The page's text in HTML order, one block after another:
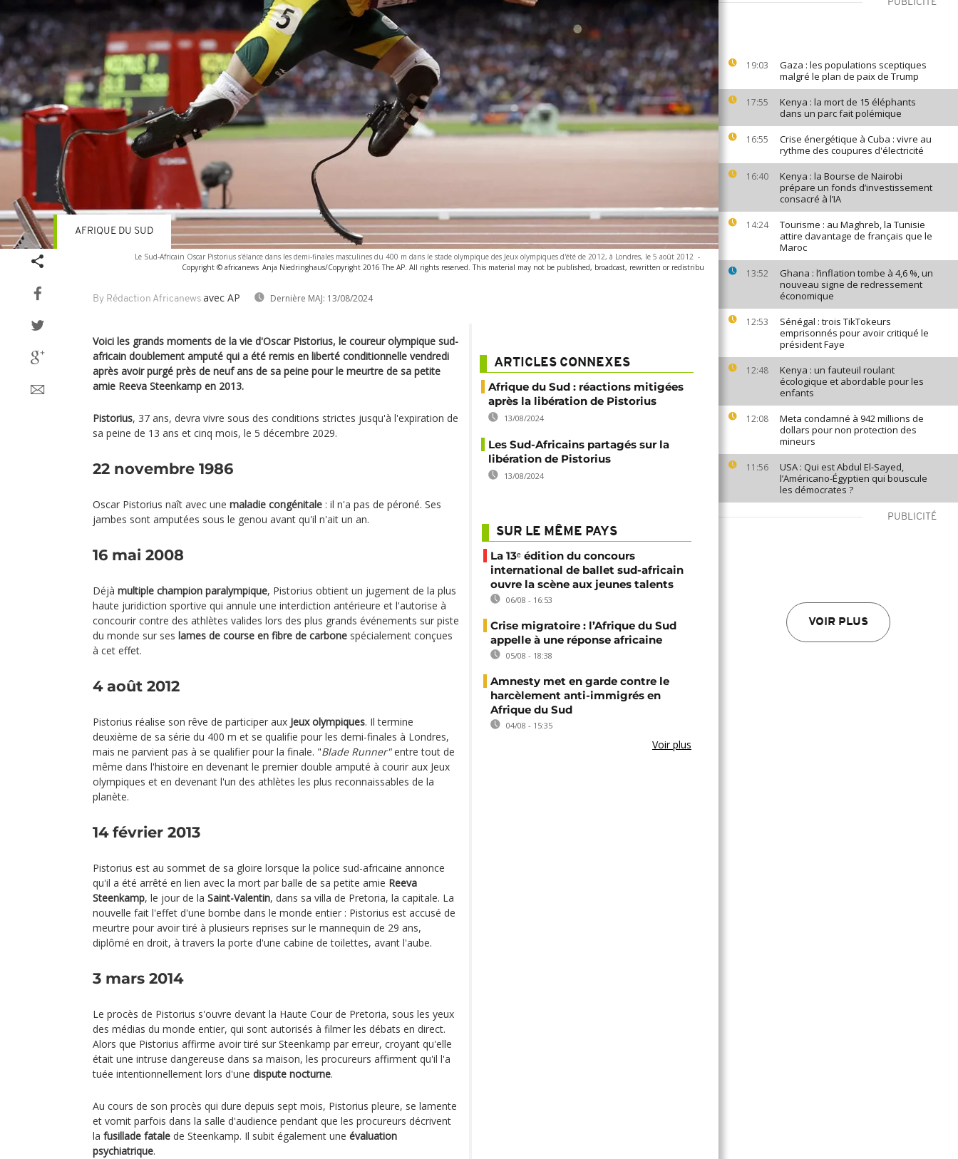
PUBLICITÉ
19:03
Gaza : les populations sceptiques
malgré le plan de paix de Trump
17:55
Kenya : la mort de 15 éléphants
dans un parc fait polémique
16:55
Crise énergétique à Cuba : vivre au
rythme des coupures d'électricité
16:40
Kenya : la Bourse de Nairobi
prépare un fonds d’investissement
consacré à l’IA
14:24
Tourisme : au Maghreb, la Tunisie
attire davantage de français que le
Maroc
13:52
Ghana : l’inflation tombe à 4,6 %, un
nouveau signe de redressement
économique
12:53
Sénégal : trois TikTokeurs
emprisonnés pour avoir critiqué le
président Faye
12:48
Kenya : un fauteuil roulant
écologique et abordable pour les
enfants
12:08
Meta condamné à 942 millions de
dollars pour non protection des
mineurs
11:56
USA : Qui est Abdul El-Sayed,
l’Américano-Égyptien qui bouscule
les démocrates ?
PUBLICITÉ
VOIR PLUS
Le Sud-Africain Oscar Pistorius s'élance dans les demi-finales masculines du 400 m dans le stade olympique des Jeux olympiques d'été de 2012, à Londres, le 5 août 2012 -
Copyright © africanews Anja Niedringhaus/Copyright 2016 The AP. All rights reserved. This material may not be published, broadcast, rewritten or redistribu
By Rédaction Africanews avec AP Dernière MAJ: 13/08/2024
AFRIQUE DU SUD
Voici les grands moments de la vie d'Oscar Pistorius, le coureur olympique sud-
africain doublement amputé qui a été remis en liberté conditionnelle vendredi
après avoir purgé près de neuf ans de sa peine pour le meurtre de sa petite
amie Reeva Steenkamp en 2013.
Pistorius, 37 ans, devra vivre sous des conditions strictes jusqu'à l'expiration de
sa peine de 13 ans et cinq mois, le 5 décembre 2029.
22 novembre 1986
Oscar Pistorius naît avec une maladie congénitale : il n'a pas de péroné. Ses
jambes sont amputées sous le genou avant qu'il n'ait un an.
16 mai 2008
Déjà multiple champion paralympique, Pistorius obtient un jugement de la plus
haute juridiction sportive qui annule une interdiction antérieure et l'autorise à
concourir contre des athlètes valides lors des plus grands événements sur piste
du monde sur ses lames de course en fibre de carbone spécialement conçues
à cet effet.
4 août 2012
Pistorius réalise son rêve de participer aux Jeux olympiques. Il termine
deuxième de sa série du 400 m et se qualifie pour les demi-finales à Londres,
mais ne parvient pas à se qualifier pour la finale. "Blade Runner"entre tout de
même dans l'histoire en devenant le premier double amputé à courir aux Jeux
olympiques et en devenant l'un des athlètes les plus reconnaissables de la
planète.
14 février 2013
Pistorius est au sommet de sa gloire lorsque la police sud-africaine annonce
qu'il a été arrêté en lien avec la mort par balle de sa petite amie Reeva
Steenkamp, le jour de la Saint-Valentin, dans sa villa de Pretoria, la capitale. La
nouvelle fait l'effet d'une bombe dans le monde entier : Pistorius est accusé de
meurtre pour avoir tiré à plusieurs reprises sur le mannequin de 29 ans,
diplômé en droit, à travers la porte d'une cabine de toilettes, avant l'aube.
3 mars 2014
Le procès de Pistorius s'ouvre devant la Haute Cour de Pretoria, sous les yeux
des médias du monde entier, qui sont autorisés à filmer les débats en direct.
Alors que Pistorius affirme avoir tiré sur Steenkamp par erreur, croyant qu'elle
était une intruse dangereuse dans sa maison, les procureurs affirment qu'il l'a
tuée intentionnellement lors d'une dispute nocturne.
Au cours de son procès qui dure depuis sept mois, Pistorius pleure, se lamente
et vomit parfois dans la salle d'audience pendant que les procureurs décrivent
la fusillade fatale de Steenkamp. Il subit également une évaluation
psychiatrique.
ARTICLES CONNEXES
Afrique du Sud : réactions mitigées
après la libération de Pistorius
13/08/2024
Les Sud-Africains partagés sur la
libération de Pistorius
13/08/2024
SUR LE MÊME PAYS
La 13ᵉ édition du concours
international de ballet sud-africain
ouvre la scène aux jeunes talents
06/08 - 16:53
Crise migratoire : l’Afrique du Sud
appelle à une réponse africaine
05/08 - 18:38
Amnesty met en garde contre le
harcèlement anti-immigrés en
Afrique du Sud
04/08 - 15:35
Voir plus